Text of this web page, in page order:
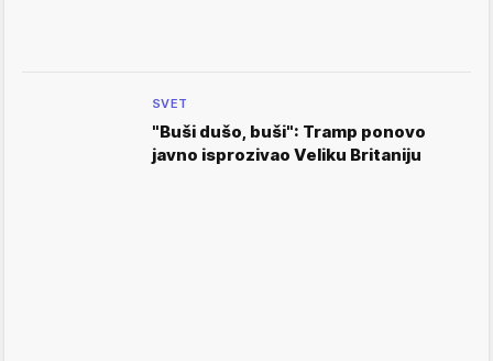
SVET
"Buši dušo, buši": Tramp ponovo
javno isprozivao Veliku Britaniju